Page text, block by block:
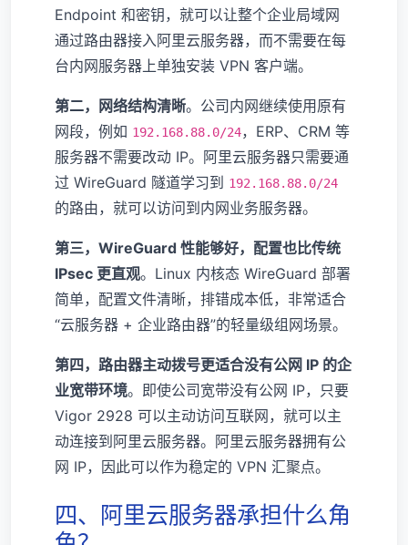
Endpoint 和密钥，就可以让整个企业局域网
通过路由器接入阿里云服务器，而不需要在每
台内网服务器上单独安装 VPN 客户端。
第二，网络结构清晰。公司内网继续使用原有
网段，例如 192.168.88.0/24，ERP、CRM 等
服务器不需要改动 IP。阿里云服务器只需要通
过 WireGuard 隧道学习到
192.168.88.0/24
的路由，就可以访问到内网业务服务器。
第三，WireGuard 性能够好，配置也比传统
IPsec 更直观。Linux 内核态 WireGuard 部署
简单，配置文件清晰，排错成本低，非常适合
“云服务器 + 企业路由器”的轻量级组网场景。
第四，路由器主动拨号更适合没有公网 IP 的企
业宽带环境。即使公司宽带没有公网 IP，只要
Vigor 2928 可以主动访问互联网，就可以主
动连接到阿里云服务器。阿里云服务器拥有公
网 IP，因此可以作为稳定的 VPN 汇聚点。
四、阿里云服务器承担什么角